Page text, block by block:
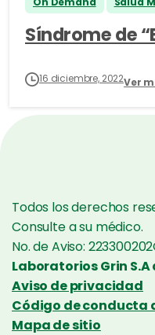
Síndrome de
16 diciembre, 2022Ver
Todos los derechos
Consulte a su médico.
No. de Aviso:
Laboratorios Grin S.A
Aviso de privacidad
Código de conducta
Mapa de sitio